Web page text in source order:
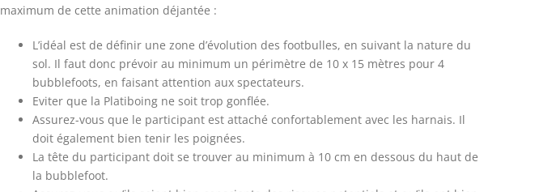
maximum de cette animation déjantée :
L’idéal est de définir une zone d’évolution des footbulles, en suivant la nature du
sol. Il faut donc prévoir au minimum un périmètre de 10 x 15 mètres pour 4
bubblefoots, en faisant attention aux spectateurs.
Eviter que la Platiboing ne soit trop gonflée.
Assurez-vous que le participant est attaché confortablement avec les harnais. Il
doit également bien tenir les poignées.
La tête du participant doit se trouver au minimum à 10 cm en dessous du haut de
la bubblefoot.